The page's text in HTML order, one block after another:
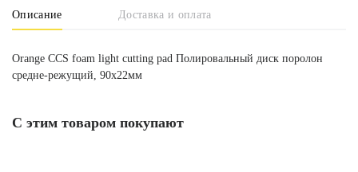
Описание Доставка и оплата
Orange CCS foam light cutting pad Полировальный диск поролон
средне-режущий, 90х22мм
С этим товаром покупают